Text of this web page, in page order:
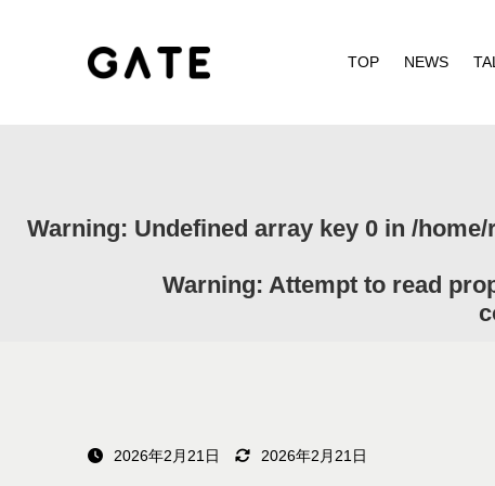
TOP NEWS
Warning: Undefined array key 0 in /home/
Warning: Attempt to read
2026年2月21日 2026年2月21日